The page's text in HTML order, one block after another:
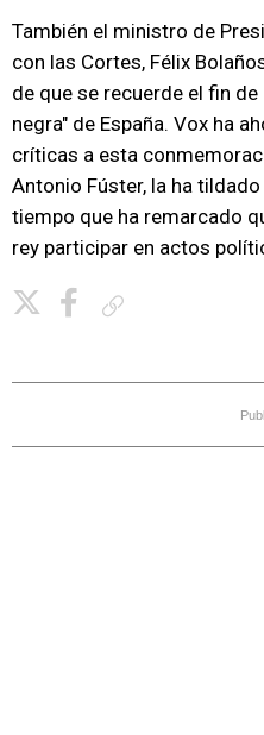
También el ministro de
con las Cortes, Félix
de que se recuerde el fin
negra" de España. Vox ha
críticas a esta
Antonio Fúster, la ha
tiempo que ha remarcado
rey participar en actos